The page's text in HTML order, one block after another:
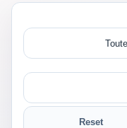
Reset